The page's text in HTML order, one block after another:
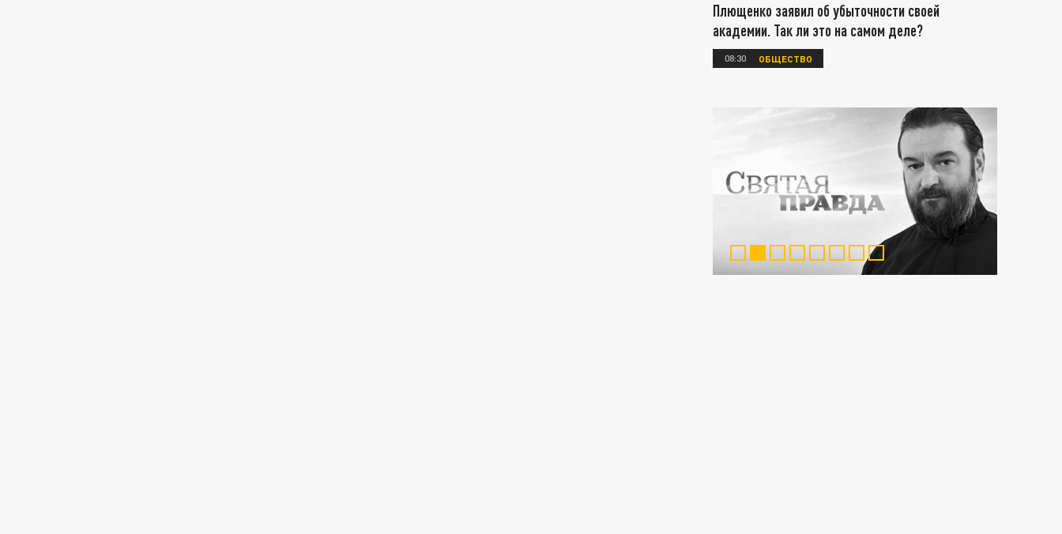
Плющенко заявил об убыточности своей
академии. Так ли это на самом деле?
08:30 ОБЩЕСТВО